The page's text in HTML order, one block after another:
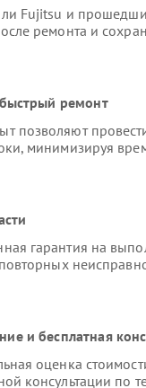
Fujitsu и
ремонта и
ремонт
позволяют
минимизируя
гарантия на
и бесплатная
оценка
консультации по